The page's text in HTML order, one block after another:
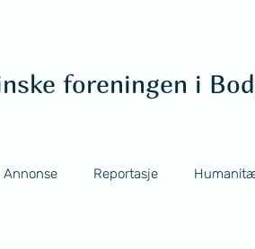
foreningen i
Annonse Reportasje